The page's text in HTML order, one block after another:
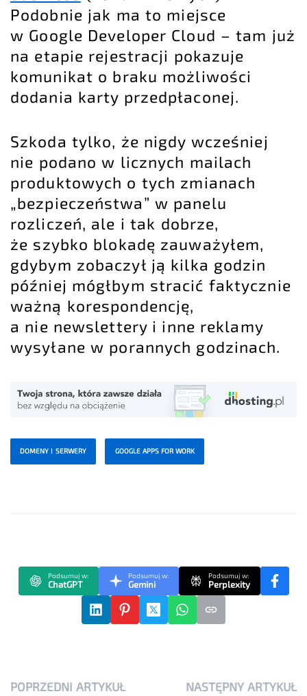
Podobnie jak ma to miejsce
w Google Developer Cloud – tam już
na etapie rejestracji pokazuje
komunikat o braku możliwości
dodania karty przedpłaconej.
Szkoda tylko, że nigdy wcześniej
nie podano w licznych mailach
produktowych o tych zmianach
„bezpieczeństwa” w panelu
rozliczeń, ale i tak dobrze,
że szybko blokadę zauważyłem,
gdybym zobaczył ją kilka godzin
później mógłbym stracić faktycznie
ważną korespondencję,
a nie newslettery i inne reklamy
wysyłane w porannych godzinach.
DOMENY I SERWERY GOOGLE APPS FOR WORK
Podsumuj w:
ChatGPT
Podsumuj w:
Gemini
Podsumuj w:
Perplexity
POPRZEDNI ARTYKUŁ NASTĘPNY ARTYKUŁ